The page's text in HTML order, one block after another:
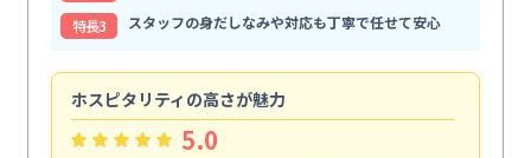
特⻑3
スタッフの身だしなみや対応も丁寧で任せて安心
ホスピタリティの高さが魅力
5.0